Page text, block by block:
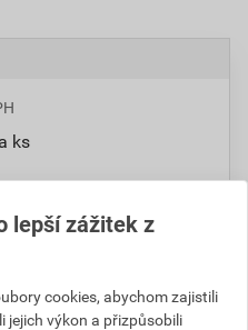
ks
kód: 1239W
lepší zážitek z
cookies, abychom zajistili
jejich výkon a přizpůsobili